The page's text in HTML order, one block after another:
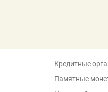
Кредитные
Памятные